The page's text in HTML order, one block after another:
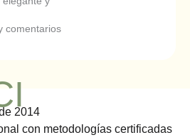
comentarios
2014
con metodologías certificadas